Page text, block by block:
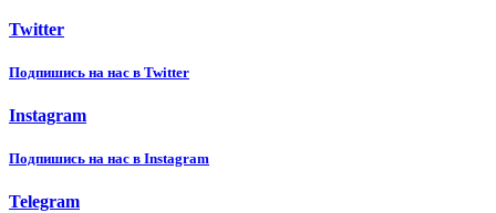
Twitter
Подпишиcь на нас в Twitter
Instagram
Подпишиcь на нас в Instagram
Telegram